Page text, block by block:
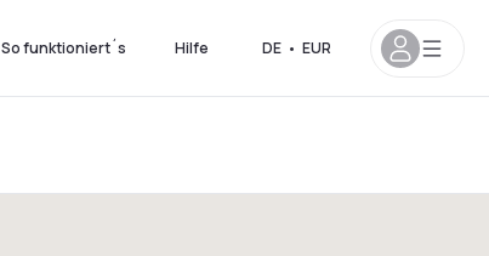
So funktioniert´s Hilfe DE • EUR